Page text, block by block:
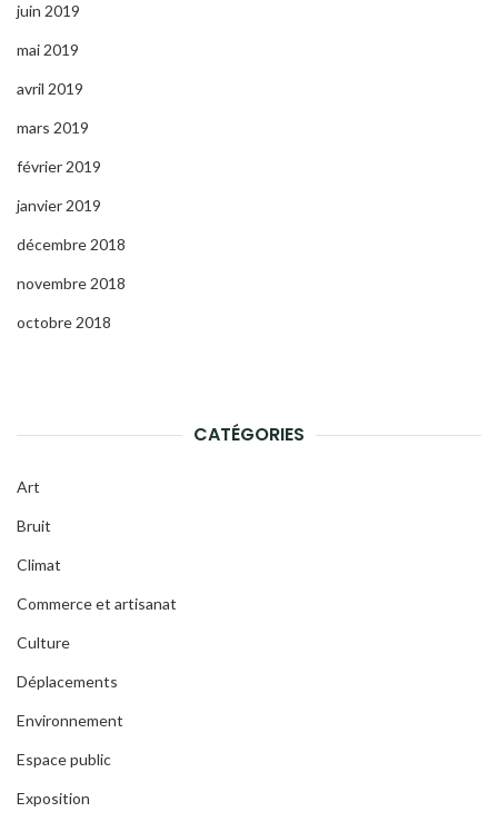
juin 2019
mai 2019
avril 2019
mars 2019
février 2019
janvier 2019
décembre 2018
novembre 2018
octobre 2018
CATÉGORIES
Art
Bruit
Climat
Commerce et artisanat
Culture
Déplacements
Environnement
Espace public
Exposition